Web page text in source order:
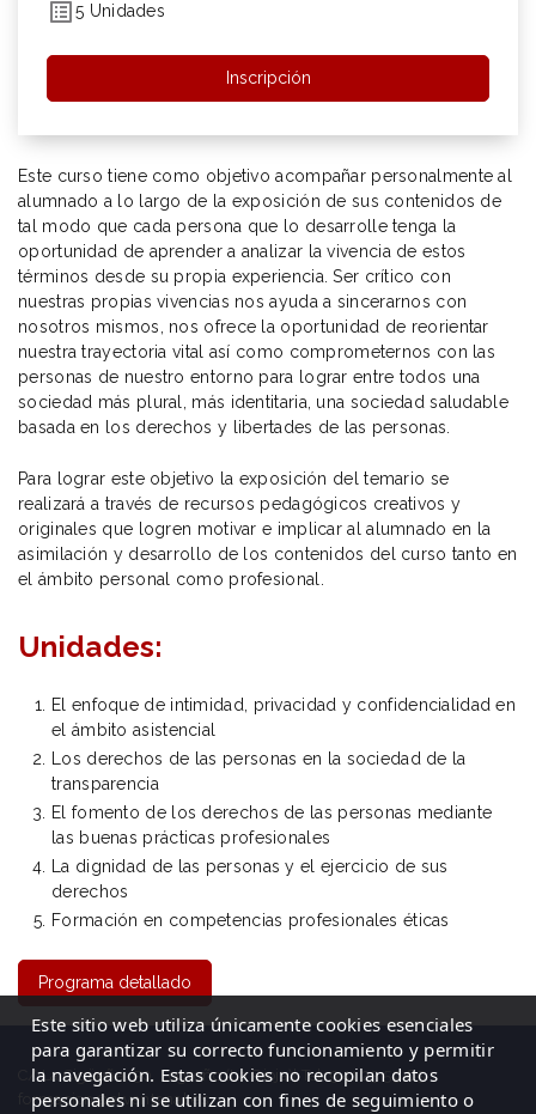
5 Unidades
Inscripción
Este curso tiene como objetivo acompañar personalmente al
alumnado a lo largo de la exposición de sus contenidos de
tal modo que cada persona que lo desarrolle tenga la
oportunidad de aprender a analizar la vivencia de estos
términos desde su propia experiencia. Ser crítico con
nuestras propias vivencias nos ayuda a sincerarnos con
nosotros mismos, nos ofrece la oportunidad de reorientar
nuestra trayectoria vital así como comprometernos con las
personas de nuestro entorno para lograr entre todos una
sociedad más plural, más identitaria, una sociedad saludable
basada en los derechos y libertades de las personas.
Para lograr este objetivo la exposición del temario se
realizará a través de recursos pedagógicos creativos y
originales que logren motivar e implicar al alumnado en la
asimilación y desarrollo de los contenidos del curso tanto en
el ámbito personal como profesional.
Unidades:
El enfoque de intimidad, privacidad y confidencialidad en
el ámbito asistencial
Los derechos de las personas en la sociedad de la
transparencia
El fomento de los derechos de las personas mediante
las buenas prácticas profesionales
La dignidad de las personas y el ejercicio de sus
derechos
Formación en competencias profesionales éticas
Programa detallado
C/ La Cigüeña, 50, Logroño (La Rioja)| Tel: 941 23 59 65
formacion@elventanal.es
Este sitio web utiliza únicamente cookies esenciales
para garantizar su correcto funcionamiento y permitir
la navegación. Estas cookies no recopilan datos
personales ni se utilizan con fines de seguimiento o